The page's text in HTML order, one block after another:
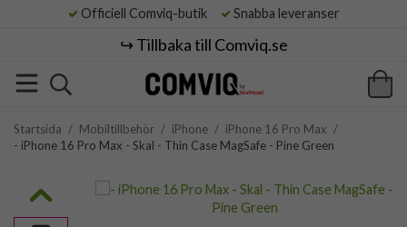
Officiell Comviq-butik Snabba leveranser
↪️ Tillbaka till Comviq.se
Startsida / Mobiltillbehör / iPhone / iPhone 16 Pro Max /
- iPhone 16 Pro Max - Skal - Thin Case MagSafe - Pine Green